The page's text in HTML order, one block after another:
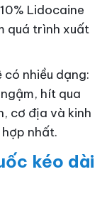
Lidocaine
quá trình xuất
có nhiều dạng:
hít qua
cơ địa và kinh
nhất.
kéo dài